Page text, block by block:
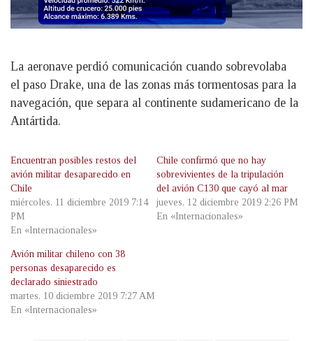
La aeronave perdió comunicación cuando sobrevolaba
el paso Drake, una de las zonas más tormentosas para la
navegación, que separa al continente sudamericano de la
Antártida.
Encuentran posibles restos del
avión militar desaparecido en
Chile
miércoles, 11 diciembre 2019 7:14
PM
En «Internacionales»
Chile confirmó que no hay
sobrevivientes de la tripulación
del avión C130 que cayó al mar
jueves, 12 diciembre 2019 2:26 PM
En «Internacionales»
Avión militar chileno con 38
personas desaparecido es
declarado siniestrado
martes, 10 diciembre 2019 7:27 AM
En «Internacionales»